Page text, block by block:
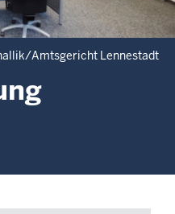
Amtsgericht Lennestadt